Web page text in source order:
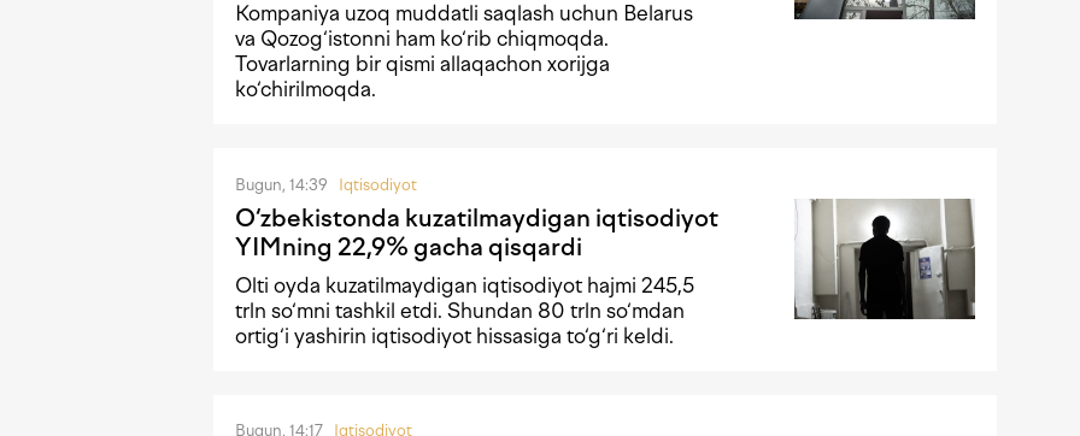
Kompaniya uzoq muddatli saqlash uchun Belarus
va Qozog‘istonni ham ko‘rib chiqmoqda.
Tovarlarning bir qismi allaqachon xorijga
ko‘chirilmoqda.
Bugun, 14:39 Iqtisodiyot
O‘zbekistonda kuzatilmaydigan iqtisodiyot
YIMning 22,9% gacha qisqardi
Olti oyda kuzatilmaydigan iqtisodiyot hajmi 245,5
trln so‘mni tashkil etdi. Shundan 80 trln so‘mdan
ortig‘i yashirin iqtisodiyot hissasiga to‘g‘ri keldi.
Bugun, 14:17 Iqtisodiyot